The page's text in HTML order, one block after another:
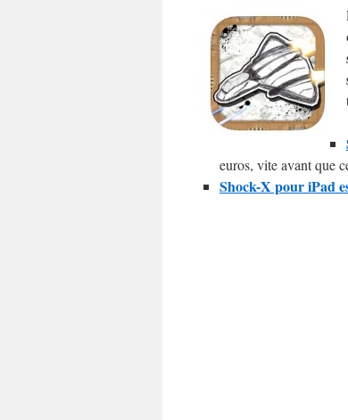
euros, vite avant que
Shock-X pour iPad